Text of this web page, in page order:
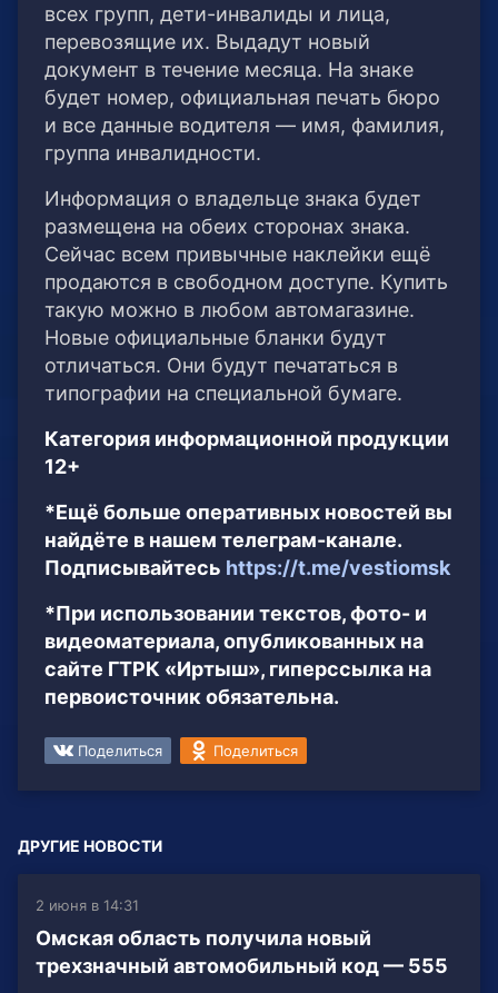
всех групп, дети-инвалиды и лица,
перевозящие их. Выдадут новый
документ в течение месяца. На знаке
будет номер, официальная печать бюро
и все данные водителя — имя, фамилия,
группа инвалидности.
Информация о владельце знака будет
размещена на обеих сторонах знака.
Сейчас всем привычные наклейки ещё
продаются в свободном доступе. Купить
такую можно в любом автомагазине.
Новые официальные бланки будут
отличаться. Они будут печататься в
типографии на специальной бумаге.
Категория информационной продукции
12+
*Ещё больше оперативных новостей вы
найдёте в нашем телеграм-канале.
Подписывайтесь https://t.me/vestiomsk
*При использовании текстов, фото- и
видеоматериала, опубликованных на
сайте ГТРК «Иртыш», гиперссылка на
первоисточник обязательна.
Поделиться Поделиться
ДРУГИЕ НОВОСТИ
2 июня в 14:31
Омская область получила новый
трехзначный автомобильный код — 555